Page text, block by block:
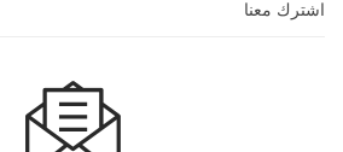
اشترك معنا